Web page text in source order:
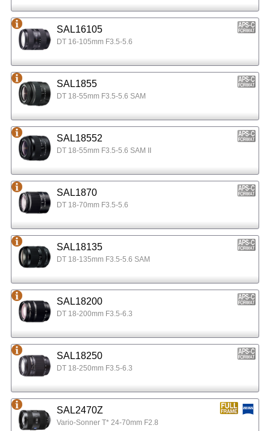
SAL16105
DT 16-105mm F3.5-5.6
SAL1855
DT 18-55mm F3.5-5.6 SAM
SAL18552
DT 18-55mm F3.5-5.6 SAM II
SAL1870
DT 18-70mm F3.5-5.6
SAL18135
DT 18-135mm F3.5-5.6 SAM
SAL18200
DT 18-200mm F3.5-6.3
SAL18250
DT 18-250mm F3.5-6.3
SAL2470Z
Vario-Sonner T* 24-70mm F2.8